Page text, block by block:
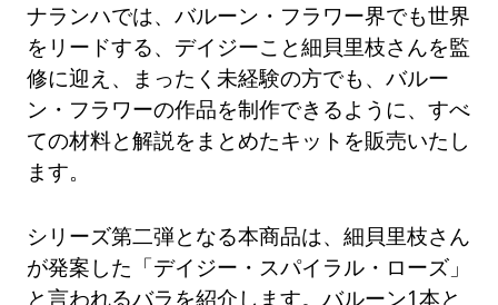
ナランハでは、バルーン・フラワー界でも世界
をリードする、デイジーこと細貝里枝さんを監
修に迎え、まったく未経験の方でも、バルー
ン・フラワーの作品を制作できるように、すべ
ての材料と解説をまとめたキットを販売いたし
ます。
シリーズ第二弾となる本商品は、細貝里枝さん
が発案した「デイジー・スパイラル・ローズ」
と言われるバラを紹介します。バルーン1本と